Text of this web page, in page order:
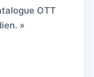
OTT
»